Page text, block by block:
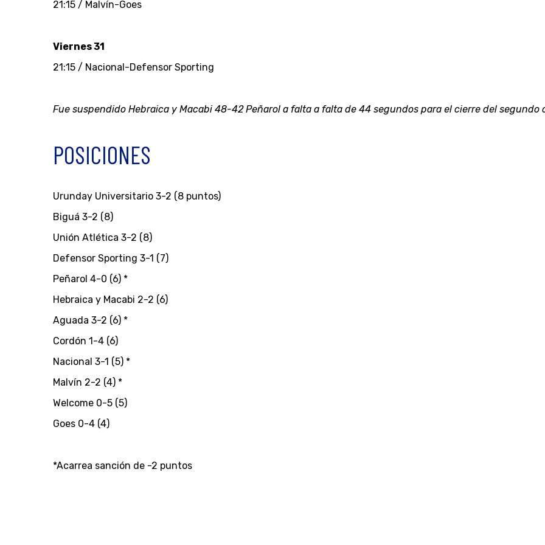
21:15 / Malvín-Goes
Viernes 31
21:15 / Nacional-Defensor Sporting
Fue suspendido Hebraica y Macabi 48-42 Peñarol a falta a falta de 44 segundos para el cierre del segundo
POSICIONES
Urunday Universitario 3-2 (8 puntos)
Biguá 3-2 (8)
Unión Atlética 3-2 (8)
Defensor Sporting 3-1 (7)
Peñarol 4-0 (6) *
Hebraica y Macabi 2-2 (6)
Aguada 3-2 (6) *
Cordón 1-4 (6)
Nacional 3-1 (5) *
Malvín 2-2 (4) *
Welcome 0-5 (5)
Goes 0-4 (4)
*Acarrea sanción de -2 puntos